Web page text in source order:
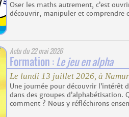
Oser les maths autrement, c’est
découvrir, manipuler et comprendre
Actu du22 mai 2026
Formation :Le jeu en alpha
Le lundi 13 juillet 2026, à Namur
Une journée pour découvrir l’intérêt
dans des groupes d’alphabétisation.
comment ? Nous y réfléchirons